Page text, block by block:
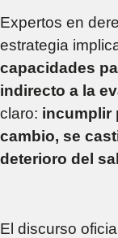
Expertos en
estrategia
capacidades
indirecto a la
claro: incumplir
cambio, se
deterioro del
El discurso